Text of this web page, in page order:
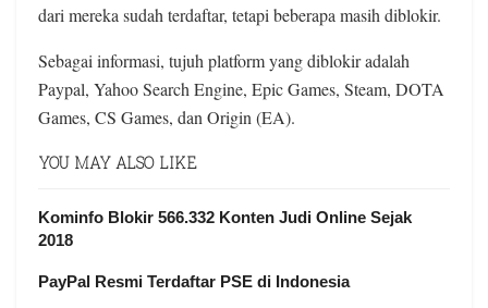
dari mereka sudah terdaftar, tetapi beberapa masih diblokir.
Sebagai informasi, tujuh platform yang diblokir adalah
Paypal, Yahoo Search Engine, Epic Games, Steam, DOTA
Games, CS Games, dan Origin (EA).
YOU MAY ALSO LIKE
Kominfo Blokir 566.332 Konten Judi Online Sejak
2018
PayPal Resmi Terdaftar PSE di Indonesia